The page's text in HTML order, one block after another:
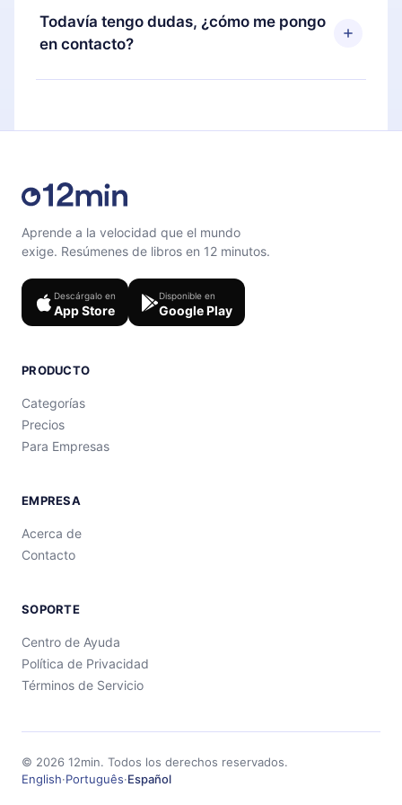
También puedes leer o escuchar tus títulos
favoritos sin conexión y desafiarte con un
puedes cancelar en cualquier momento y el
próximo ciclo de facturación no ocurrirá.
Todavía tengo dudas, ¿cómo me pongo
en contacto?
Siéntete libre de contactarnos en
Aprende a la velocidad que el mundo
exige. Resúmenes de libros en 12 minutos.
Descárgalo en
App Store
Disponible en
Google Play
PRODUCTO
Categorías
Precios
Para Empresas
EMPRESA
Acerca de
Contacto
SOPORTE
Centro de Ayuda
Política de Privacidad
Términos de Servicio
© 2026 12min. Todos los derechos reservados.
English·Português·Español